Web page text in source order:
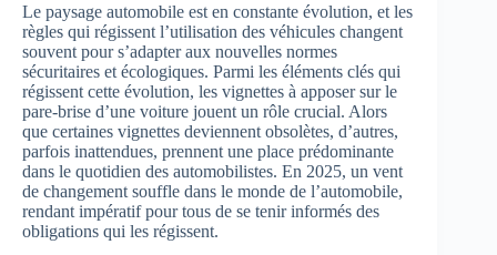
Le paysage automobile est en constante évolution, et les
règles qui régissent l’utilisation des véhicules changent
souvent pour s’adapter aux nouvelles normes
sécuritaires et écologiques. Parmi les éléments clés qui
régissent cette évolution, les vignettes à apposer sur le
pare-brise d’une voiture jouent un rôle crucial. Alors
que certaines vignettes deviennent obsolètes, d’autres,
parfois inattendues, prennent une place prédominante
dans le quotidien des automobilistes. En 2025, un vent
de changement souffle dans le monde de l’automobile,
rendant impératif pour tous de se tenir informés des
obligations qui les régissent.